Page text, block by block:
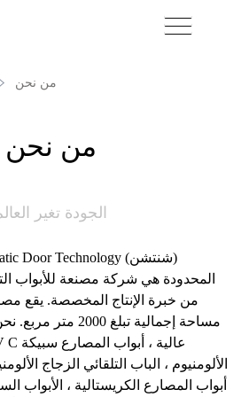
من نحن
من نحن
الجودة تغير
من خبرة الإنتاج المخصصة. يقع
مساحة إجمالية تبلغ
الألومنيوم ، الباب التلقائي الزجاج
أبواب المصارع الكريستالية ، الأبواب